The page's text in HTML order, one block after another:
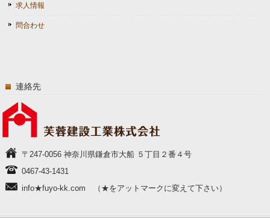
求人情報
問合わせ
連絡先
〒247-0056 神奈川県鎌倉市大船 ５丁目２番４号
0467-43-1431
info★fuyo-kk.com （★をアットマークに変えて下さい）